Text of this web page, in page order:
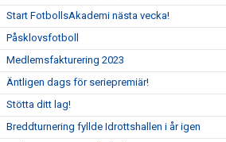
Start FotbollsAkademi nästa vecka!
Påsklovsfotboll
Medlemsfakturering 2023
Äntligen dags för seriepremiär!
Stötta ditt lag!
Breddturnering fyllde Idrottshallen i år igen